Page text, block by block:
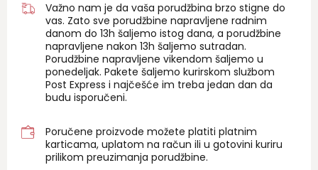
Važno nam je da vaša porudžbina brzo stigne do
vas. Zato sve porudžbine napravljene radnim
danom do 13h šaljemo istog dana, a porudžbine
napravljene nakon 13h šaljemo sutradan.
Porudžbine napravljene vikendom šaljemo u
ponedeljak. Pakete šaljemo kurirskom službom
Post Express i najčešće im treba jedan dan da
budu isporučeni.
Poručene proizvode možete platiti platnim
karticama, uplatom na račun ili u gotovini kuriru
prilikom preuzimanja porudžbine.